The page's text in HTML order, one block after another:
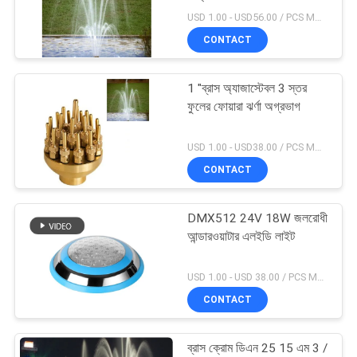
PRIVACY
POLICY
মিউজিকাল ফোয়ারা প্রকল্প
18
স্টেইনলেস স্টিল জলপ্রপাত
জেট
20
USD 1.00 - USD56.00 / PCS MOQ:1 পিসিএস
CONTACT
1 "ব্রাস অ্যাজাস্টেবল 3 স্তর
ফুলের ফোয়ারা ঝর্ণা অগ্রভাগ
CONTACT
DMX512 24V 18W জলরোধী
আন্ডারওয়াটার এলইডি লাইট
CONTACT
ব্রাস ক্রোম ডিএন 25 15 এম 3 /